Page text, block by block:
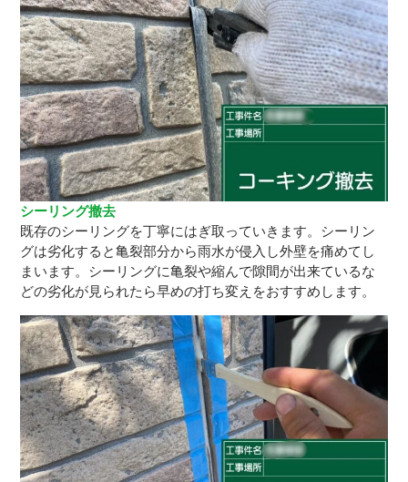
シーリング撤去
既存のシーリングを丁寧にはぎ取っていきます。シーリン
グは劣化すると亀裂部分から雨水が侵入し外壁を痛めてし
まいます。シーリングに亀裂や縮んで隙間が出来ているな
どの劣化が見られたら早めの打ち変えをおすすめします。